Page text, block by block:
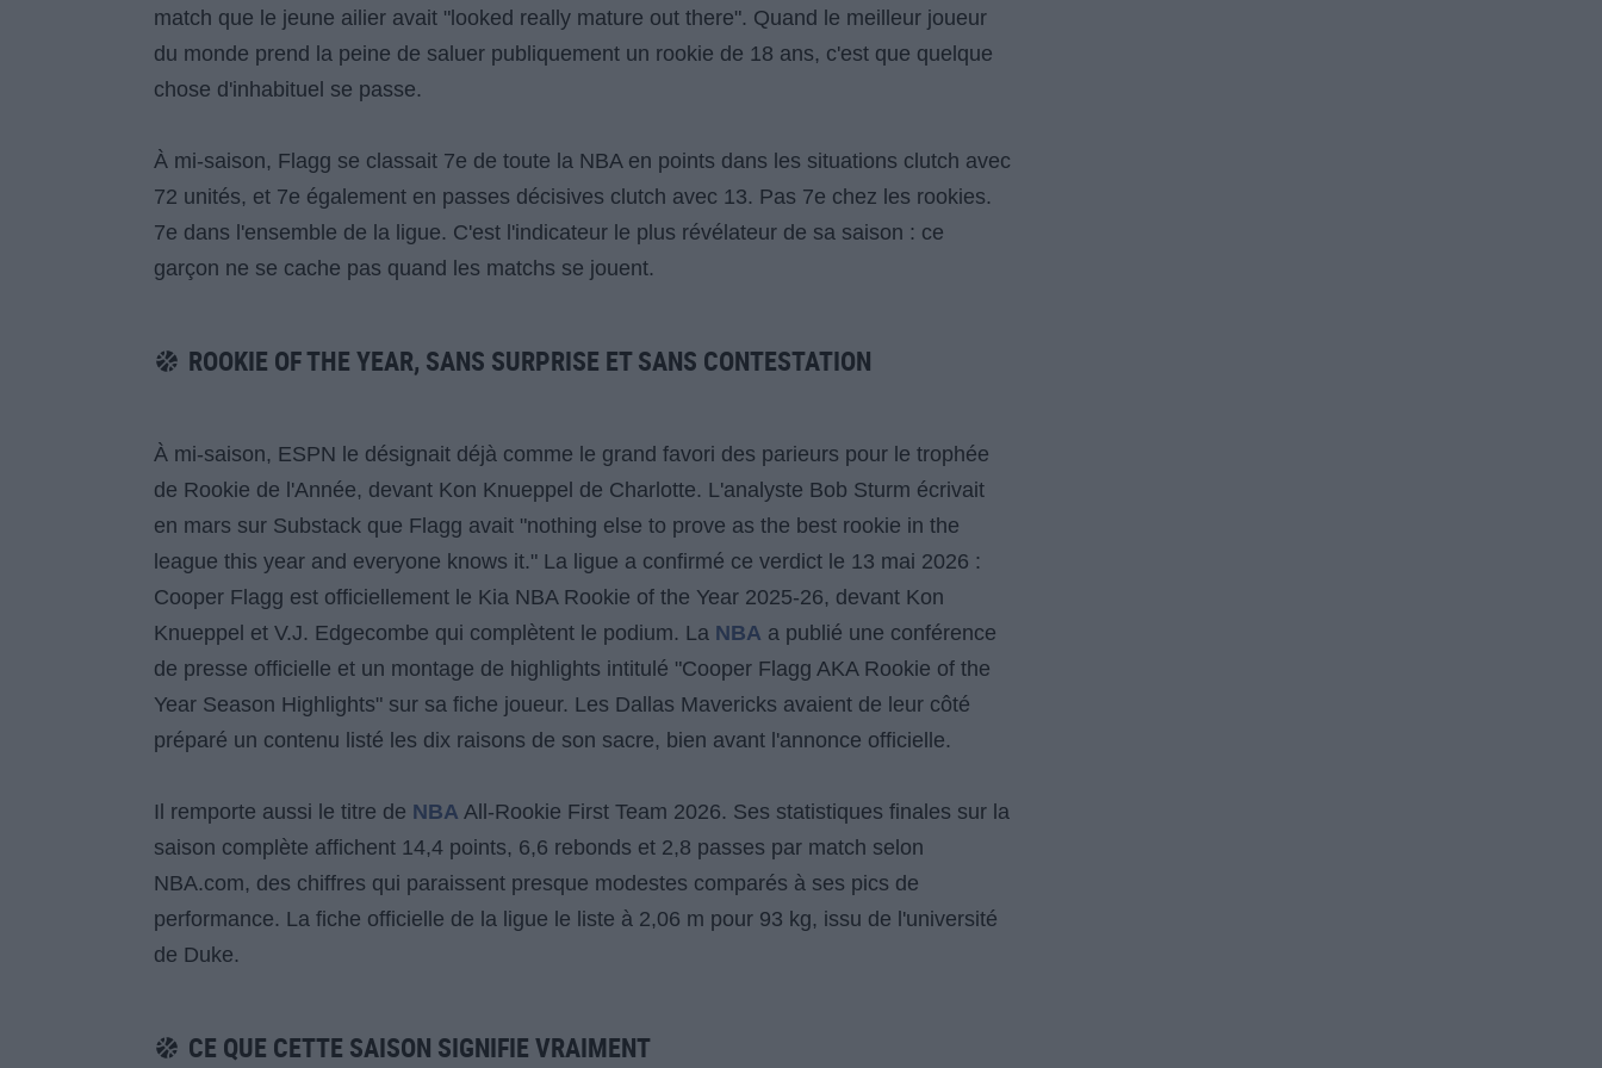
match que le jeune ailier avait "looked really mature out there". Quand le meilleur joueur
du monde prend la peine de saluer publiquement un rookie de 18 ans, c'est que quelque
chose d'inhabituel se passe.
À mi-saison, Flagg se classait 7e de toute la NBA en points dans les situations clutch avec
72 unités, et 7e également en passes décisives clutch avec 13. Pas 7e chez les rookies.
7e dans l'ensemble de la ligue. C'est l'indicateur le plus révélateur de sa saison : ce
garçon ne se cache pas quand les matchs se jouent.
ROOKIE OF THE YEAR, SANS SURPRISE ET SANS CONTESTATION
À mi-saison, ESPN le désignait déjà comme le grand favori des parieurs pour le trophée
de Rookie de l'Année, devant Kon Knueppel de Charlotte. L'analyste Bob Sturm écrivait
en mars sur Substack que Flagg avait "nothing else to prove as the best rookie in the
league this year and everyone knows it." La ligue a confirmé ce verdict le 13 mai 2026 :
Cooper Flagg est officiellement le Kia NBA Rookie of the Year 2025-26, devant Kon
Knueppel et V.J. Edgecombe qui complètent le podium. La NBA a publié une conférence
de presse officielle et un montage de highlights intitulé "Cooper Flagg AKA Rookie of the
Year Season Highlights" sur sa fiche joueur. Les Dallas Mavericks avaient de leur côté
préparé un contenu listé les dix raisons de son sacre, bien avant l'annonce officielle.
Il remporte aussi le titre de NBA All-Rookie First Team 2026. Ses statistiques finales sur la
saison complète affichent 14,4 points, 6,6 rebonds et 2,8 passes par match selon
NBA.com, des chiffres qui paraissent presque modestes comparés à ses pics de
performance. La fiche officielle de la ligue le liste à 2,06 m pour 93 kg, issu de l'université
de Duke.
CE QUE CETTE SAISON SIGNIFIE VRAIMENT